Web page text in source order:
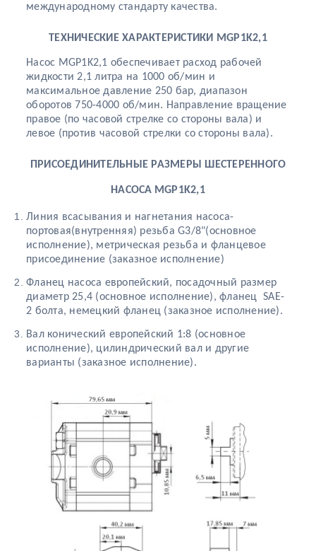
международному стандарту качества.
ТЕХНИЧЕСКИЕ ХАРАКТЕРИСТИКИ MGP1K2,1
Насос MGP1K2,1 обеспечивает расход рабочей
жидкости 2,1 литра на 1000 об/мин и
максимальное давление 250 бар, диапазон
оборотов 750-4000 об/мин. Направление вращение
правое (по часовой стрелке со стороны вала) и
левое (против часовой стрелки со стороны вала).
ПРИСОЕДИНИТЕЛЬНЫЕ РАЗМЕРЫ ШЕСТЕРЕННОГО
НАСОСА MGP1K2,1
Линия всасывания и нагнетания насоса-
портовая(внутренняя) резьба G3/8"(основное
исполнение), метрическая резьба и фланцевое
присоединение (заказное исполнение)
Фланец насоса европейский, посадочный размер
диаметр 25,4 (основное исполнение), фланец SAE-
2 болта, немецкий фланец (заказное исполнение).
Вал конический европейский 1:8 (основное
исполнение), цилиндрический вал и другие
варианты (заказное исполнение).